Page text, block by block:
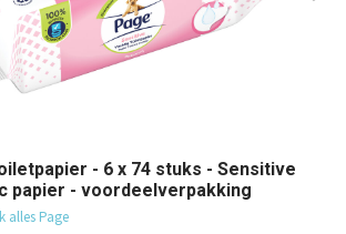
- 6 x 74 stuks - Sensitive
papier - voordeelverpakking
alles Page